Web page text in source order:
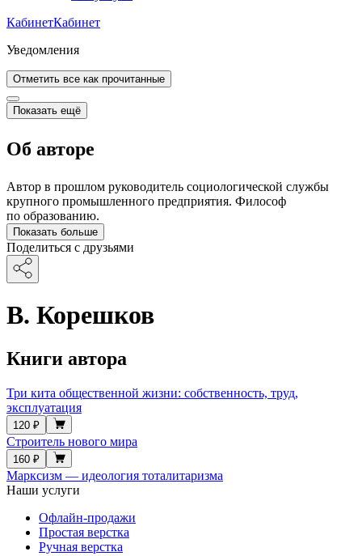
КабинетКабинет
Уведомления
Отметить все как прочитанные
Показать ещё
Об авторе
Автор в прошлом руководитель социологической службы
крупного промышленного предприятия. Философ
по образованию.
Показать больше
Поделиться с друзьями
В. Корешков
Книги автора
Три кита общественной жизни: собственность, труд,
эксплуатация
120 ₽
Строитель нового мира
160 ₽
Марксизм — идеология тоталитаризма
Наши услуги
Офлайн-продажи
Простая верстка
Ручная верстка